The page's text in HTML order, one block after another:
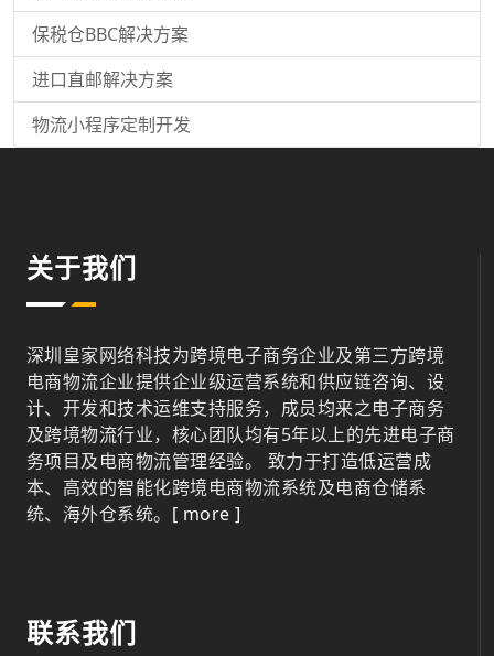
保税仓BBC解决方案
进口直邮解决方案
物流小程序定制开发
关于我们
深圳皇家网络科技为跨境电子商务企业及第三方跨境
电商物流企业提供企业级运营系统和供应链咨询、设
计、开发和技术运维支持服务，成员均来之电子商务
及跨境物流行业，核心团队均有5年以上的先进电子商
务项目及电商物流管理经验。 致力于打造低运营成
本、高效的智能化跨境电商物流系统及电商仓储系
统、海外仓系统。 [ more ]
联系我们